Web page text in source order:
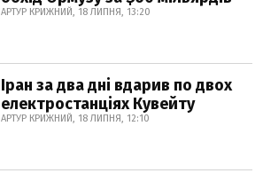
АРТУР КРИЖНИЙ, 18 ЛИПНЯ, 13:20
Іран за два дні вдарив по двох
електростанціях Кувейту
АРТУР КРИЖНИЙ, 18 ЛИПНЯ, 12:10